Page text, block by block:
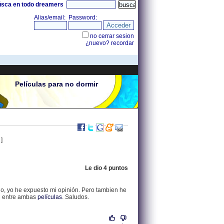
en todo dreamers
Películas para no dormir
]
Le dio 4 puntos
yo he expuesto mi opinión. Pero tambien he
entre ambas películas. Saludos.